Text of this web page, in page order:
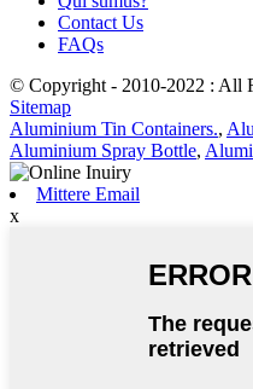
Contact Us
FAQs
© Copyright - 2010-2022 : All
Sitemap
Aluminium Tin Containers.,
Aluminium Spray Bottle,
Mittere Email
x